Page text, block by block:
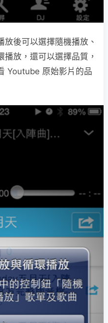
後可以選擇隨機播放、
放，還可以選擇品質，
Youtube 原始影片的品